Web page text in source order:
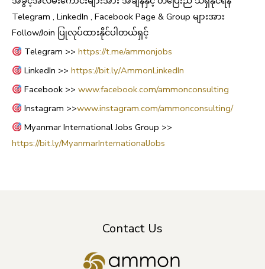
Telegram , LinkedIn , Facebook Page & Group များအား
Follow/Join ပြုလုပ်ထားနိုင်ပါတယ်ရှင့်
Telegram >> https://t.me/ammonjobs
LinkedIn >> https://bit.ly/AmmonLinkedIn
Facebook >> www.facebook.com/ammonconsulting
Instagram >>www.instagram.com/ammonconsulting/
Myanmar International Jobs Group >>
https://bit.ly/MyanmarInternationalJobs
Contact Us